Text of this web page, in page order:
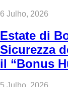
6 Julho, 2026
Estate di
Sicurezza
il “Bonus